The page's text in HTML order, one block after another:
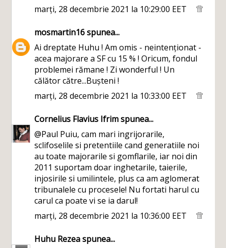
marți, 28 decembrie 2021 la 10:29:00 EET
mosmartin16spunea...
Ai dreptate Huhu ! Am omis - neintenționat -
acea majorare a SF cu 15 % ! Oricum, fondul
problemei rămane ! Zi wonderful ! Un
călător către...Bușteni !
marți, 28 decembrie 2021 la 10:33:00 EET
Cornelius Flavius Ifrimspunea...
@Paul Puiu, cam mari ingrijorarile,
sclifoselile si pretentiile cand generatiile noi
au toate majorarile si gomflarile, iar noi din
2011 suportam doar inghetarile, taierile,
injosirile si umilintele, plus ca am aglomerat
tribunalele cu procesele! Nu fortati harul cu
carul ca poate vi se ia darul!
marți, 28 decembrie 2021 la 10:36:00 EET
Huhu Rezeaspunea...